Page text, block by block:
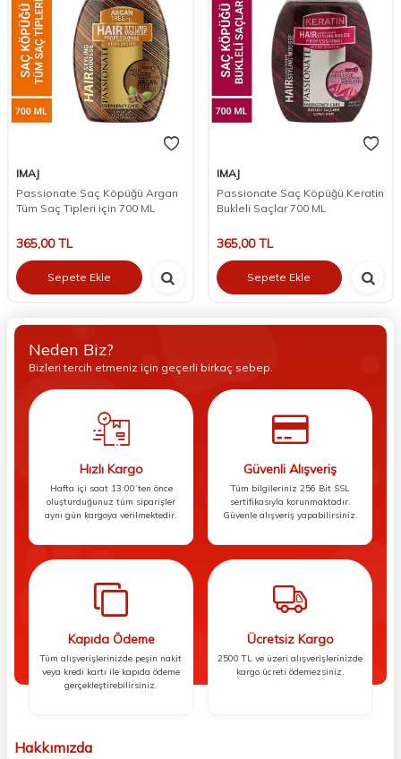
IMAJ
Passionate Saç Köpüğü Argan
Tüm Saç Tipleri için 700 ML
365,00TL
Sepete Ekle
IMAJ
Passionate Saç Köpüğü Keratin
Bukleli Saçlar 700 ML
365,00TL
Sepete Ekle
Neden Biz?
Bizleri tercih etmeniz için geçerli birkaç sebep.
Hızlı Kargo
Hafta içi saat 13:00’ten önce
oluşturduğunuz tüm siparişler
aynı gün kargoya verilmektedir.
Güvenli Alışveriş
Tüm bilgileriniz 256 Bit SSL
sertifikasıyla korunmaktadır.
Güvenle alışveriş yapabilirsiniz.
Kapıda Ödeme
Tüm alışverişlerinizde peşin nakit
veya kredi kartı ile kapıda ödeme
gerçekleştirebilirsiniz.
Ücretsiz Kargo
2500 TL ve üzeri alışverişlerinizde
kargo ücreti ödemezsiniz.
Hakkımızda